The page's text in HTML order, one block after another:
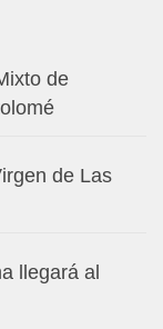
de
de Las
llegará al